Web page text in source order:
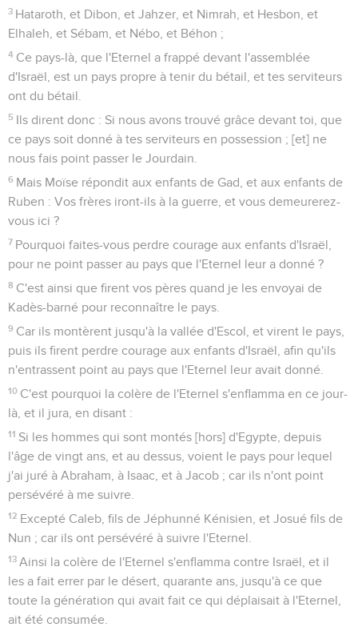
3 Hataroth, et Dibon, et Jahzer, et Nimrah, et Hesbon, et
Elhaleh, et Sébam, et Nébo, et Béhon ;
4 Ce pays-là, que l'Eternel a frappé devant l'assemblée
d'Israël, est un pays propre à tenir du bétail, et tes serviteurs
ont du bétail.
5 Ils dirent donc : Si nous avons trouvé grâce devant toi, que
ce pays soit donné à tes serviteurs en possession ; [et] ne
nous fais point passer le Jourdain.
6 Mais Moïse répondit aux enfants de Gad, et aux enfants de
Ruben : Vos frères iront-ils à la guerre, et vous demeurerez-
vous ici ?
7 Pourquoi faites-vous perdre courage aux enfants d'Israël,
pour ne point passer au pays que l'Eternel leur a donné ?
8 C'est ainsi que firent vos pères quand je les envoyai de
Kadès-barné pour reconnaître le pays.
9 Car ils montèrent jusqu'à la vallée d'Escol, et virent le pays,
puis ils firent perdre courage aux enfants d'Israël, afin qu'ils
n'entrassent point au pays que l'Eternel leur avait donné.
10 C'est pourquoi la colère de l'Eternel s'enflamma en ce jour-
là, et il jura, en disant :
11 Si les hommes qui sont montés [hors] d'Egypte, depuis
l'âge de vingt ans, et au dessus, voient le pays pour lequel
j'ai juré à Abraham, à Isaac, et à Jacob ; car ils n'ont point
persévéré à me suivre.
12 Excepté Caleb, fils de Jéphunné Kénisien, et Josué fils de
Nun ; car ils ont persévéré à suivre l'Eternel.
13 Ainsi la colère de l'Eternel s'enflamma contre Israël, et il
les a fait errer par le désert, quarante ans, jusqu'à ce que
toute la génération qui avait fait ce qui déplaisait à l'Eternel,
ait été consumée.